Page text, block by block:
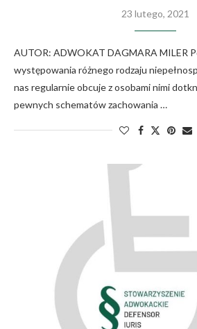
23 lutego, 2021
AUTOR: ADWOKAT DAGMARA MILER
występowania różnego rodzaju
nas regularnie obcuje z osobami nimi
pewnych schematów zachowania …